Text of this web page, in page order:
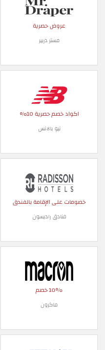
عروض حصرية
مستر دريبر
اكواد خصم حصرية 10%
نيو بالانس
خصومات على الإقامة بالفندق
فنادق راديسون
10٪ خصم
ماكرون